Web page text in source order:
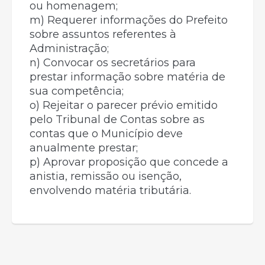
ou homenagem;
m) Requerer informações do Prefeito
sobre assuntos referentes à
Administração;
n) Convocar os secretários para
prestar informação sobre matéria de
sua competência;
o) Rejeitar o parecer prévio emitido
pelo Tribunal de Contas sobre as
contas que o Município deve
anualmente prestar;
p) Aprovar proposição que concede a
anistia, remissão ou isenção,
envolvendo matéria tributária.